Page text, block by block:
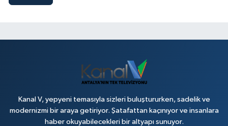
Kanal V, yepyeni temasıyla sizleri buluştururken, sadelik ve
modernizmi bir araya getiriyor. Şatafattan kaçınıyor ve insanlara
haber okuyabilecekleri bir altyapı sunuyor.